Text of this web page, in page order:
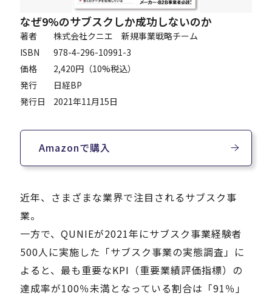
JP
サイト内検索
なぜ9%のサブスクしか成功しないのか
著者
株式会社クニエ 新規事業戦略チーム
ISBN
978-4-296-10991-3
価格
2,420円（10%税込）
発行
日経BP
発行日
2021年11月15日
Amazonで購入
近年、さまざまな業界で注目されるサブスク事
業。
一方で、QUNIEが2021年にサブスク事業経験者
500人に実施した「サブスク事業の実態調査」に
よると、最も重要なKPI（重要業績評価指標）の
達成率が100％未満となっている割合は「91％」